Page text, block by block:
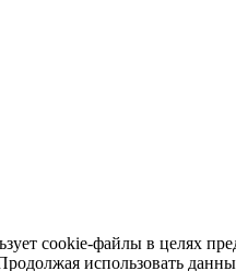
cookie-файлы в целях
использовать